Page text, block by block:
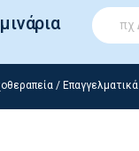
/ Επαγγελματικά